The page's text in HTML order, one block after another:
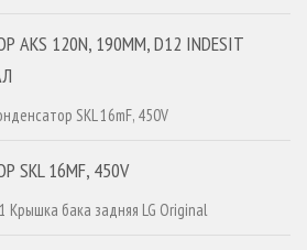
120N, 190MM, D12 INDESIT
SKL 16MF, 450V